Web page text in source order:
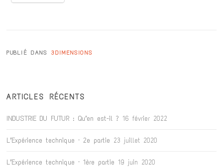
PUBLIÉ DANS 3DIMENSIONS
ARTICLES RÉCENTS
INDUSTRIE DU FUTUR : Qu’en est-il ? 16 février 2022
L’Expérience technique – 2e partie 23 juillet 2020
L’Expérience technique – 1ère partie 19 juin 2020